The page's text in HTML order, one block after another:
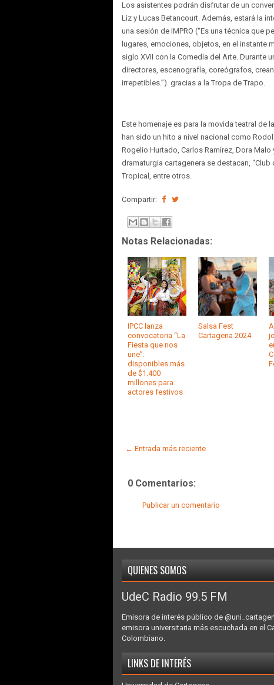
Los asistentes podrán disfrutar de un
Liz y Lucas Betancourt. Además, estará la
una sesión de IMPRO (“Es una técnica que
lugares, emociones, objetos, en el instante
siglo XVII con la Comedia del Arte. Durante
directores, escenografía, coreógrafos,
irrepetibles.”) gracias a la Tropa de Trapo.
Este homenaje es para la movida teatral de
han sido un hito a nivel nacional como
Rogelio Hurtado, Carlos Ramírez, Dora
dramaturgia cartagenera se destacan,
Tropical, entre otros.
Compartir:
Notas Relacionadas:
IPCC lanza
convocatoria “La
Fiesta que nos
une”:
disponibles más
de $1.400
millones para
actores festivos
Salsa Fest
Cartagena 2024
← Entrada más reciente
0 Comentarios:
Publicar un comentario
QUIENES SOMOS
UdeC Radio 99.5 FM
Emisora de interés público de
emisora universitaria más escuchada en el
Colombiano.
LINKS DE INTERÉS